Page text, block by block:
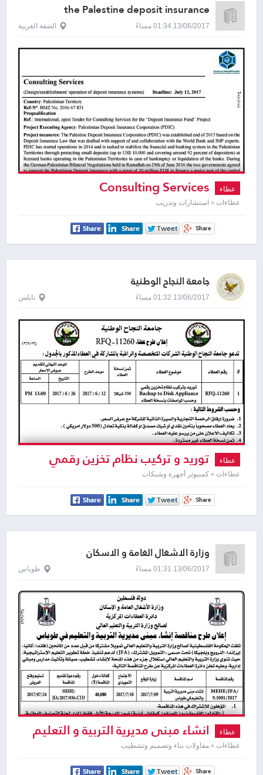
the Palestine deposit insurance
corporation
13/06/2017 01:34 مساءً الضفة الغربية
عطاء
عطاءات » استشارات وتدريب
جامعة النجاح الوطنية
13/06/2017 01:32 مساءً نابلس
عطاء توريد و تركيب نظام تخزين رقمي
عطاءات » كمبيوتر أجهزة وشبكات
وزارة الاشغال الغامة و الاسكان
13/06/2017 01:31 مساءً طوباس
عطاء انشاء مبنى مديرية التربية و التعليم
في طوباس
عطاءات » مقاولات بناء وتصميم وتشطيب